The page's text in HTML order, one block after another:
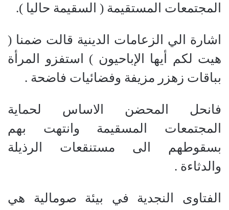
المجتمعات المستقيمة ( السقيمة حاليا ).
اشارة الي الزعامات الدينية قالت ضمنا (
هيت لكم أيها الإباحيون ) استفزو المرأة
بباقات زهزر مزيفة وفضائيات فاضحة .
فانحل المحضن الاساس لحماية
المجتمعات المسقيمة وانتهت بهم
بسقوطهم الى مستنقعات الرذيلة
والدثاءة .
الفتاوى النجدية في بيئة صومالية هي